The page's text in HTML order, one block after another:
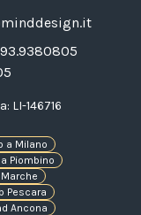
LI-146716
a Milano
Piombino
Pescara
Ancona